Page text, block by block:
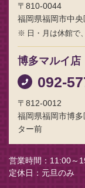
〒810-0044
福岡県福岡市中
日・月は休館で
博多マルイ店
092-
〒812-0012
福岡県福岡市博
ター前
営業時間
11:00～
定休日
元旦のみ